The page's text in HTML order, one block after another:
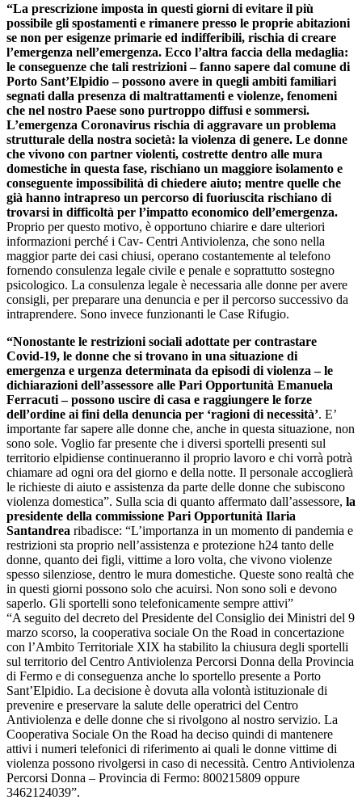
“La prescrizione imposta in questi giorni di evitare il più
possibile gli spostamenti e rimanere presso le proprie abitazioni
se non per esigenze primarie ed indifferibili, rischia di creare
l’emergenza nell’emergenza. Ecco l’altra faccia della medaglia:
le conseguenze che tali restrizioni – fanno sapere dal comune di
Porto Sant’Elpidio – possono avere in quegli ambiti familiari
segnati dalla presenza di maltrattamenti e violenze, fenomeni
che nel nostro Paese sono purtroppo diffusi e sommersi.
L’emergenza Coronavirus rischia di aggravare un problema
strutturale della nostra società: la violenza di genere. Le donne
che vivono con partner violenti, costrette dentro alle mura
domestiche in questa fase, rischiano un maggiore isolamento e
conseguente impossibilità di chiedere aiuto; mentre quelle che
già hanno intrapreso un percorso di fuoriuscita rischiano di
trovarsi in difficoltà per l’impatto economico dell’emergenza.
Proprio per questo motivo, è opportuno chiarire e dare ulteriori
informazioni perché i Cav- Centri Antiviolenza, che sono nella
maggior parte dei casi chiusi, operano costantemente al telefono
fornendo consulenza legale civile e penale e soprattutto sostegno
psicologico. La consulenza legale è necessaria alle donne per avere
consigli, per preparare una denuncia e per il percorso successivo da
intraprendere. Sono invece funzionanti le Case Rifugio.
“Nonostante le restrizioni sociali adottate per contrastare
Covid-19, le donne che si trovano in una situazione di
emergenza e urgenza determinata da episodi di violenza – le
dichiarazioni dell’assessore alle Pari Opportunità Emanuela
Ferracuti – possono uscire di casa e raggiungere le forze
dell’ordine ai fini della denuncia per ‘ragioni di necessità’. E’
importante far sapere alle donne che, anche in questa situazione, non
sono sole. Voglio far presente che i diversi sportelli presenti sul
territorio elpidiense continueranno il proprio lavoro e chi vorrà potrà
chiamare ad ogni ora del giorno e della notte. Il personale accoglierà
le richieste di aiuto e assistenza da parte delle donne che subiscono
violenza domestica”. Sulla scia di quanto affermato dall’assessore, la
presidente della commissione Pari Opportunità Ilaria
Santandrea ribadisce: “L’importanza in un momento di pandemia e
restrizioni sta proprio nell’assistenza e protezione h24 tanto delle
donne, quanto dei figli, vittime a loro volta, che vivono violenze
spesso silenziose, dentro le mura domestiche. Queste sono realtà che
in questi giorni possono solo che acuirsi. Non sono soli e devono
saperlo. Gli sportelli sono telefonicamente sempre attivi”
“A seguito del decreto del Presidente del Consiglio dei Ministri del 9
marzo scorso, la cooperativa sociale On the Road in concertazione
con l’Ambito Territoriale XIX ha stabilito la chiusura degli sportelli
sul territorio del Centro Antiviolenza Percorsi Donna della Provincia
di Fermo e di conseguenza anche lo sportello presente a Porto
Sant’Elpidio. La decisione è dovuta alla volontà istituzionale di
prevenire e preservare la salute delle operatrici del Centro
Antiviolenza e delle donne che si rivolgono al nostro servizio. La
Cooperativa Sociale On the Road ha deciso quindi di mantenere
attivi i numeri telefonici di riferimento ai quali le donne vittime di
violenza possono rivolgersi in caso di necessità. Centro Antiviolenza
Percorsi Donna – Provincia di Fermo: 800215809 oppure
3462124039”.